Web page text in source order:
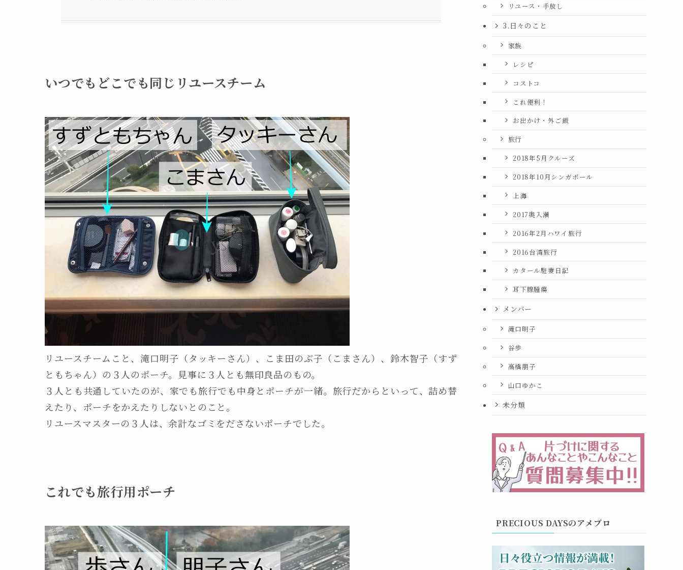
いつでもどこでも同じリユースチーム
リユースチームこと、滝口明子（タッキーさん）、こま田のぶ子（こまさん）、鈴木智子（すず
ともちゃん）の３人のポーチ。見事に３人とも無印良品のもの。
３人とも共通していたのが、家でも旅行でも中身とポーチが一緒。旅行だからといって、詰め替
えたり、ポーチをかえたりしないとのこと。
リユースマスターの３人は、余計なゴミをださないポーチでした。
これでも旅行用ポーチ
リユース・手放し
3.日々のこと
家族
レシピ
コストコ
これ便利！
お出かけ・外ご飯
旅行
2018年5月クルーズ
2018年10月シンガポール
上海
2017奥入瀬
2016年2月ハワイ旅行
2016台湾旅行
カタール駐妻日記
耳下腺腫瘍
メンバー
滝口明子
谷歩
高橋朋子
山口ゆかこ
未分類
PRECIOUS DAYSのアメブロ